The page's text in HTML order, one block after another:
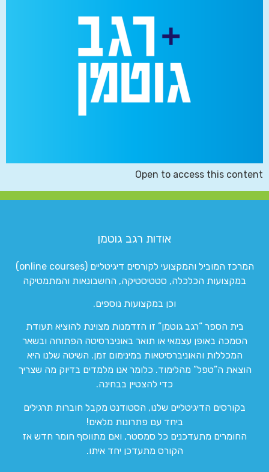
Open to access this content
אודות רגב גוטמן
המרכז המוביל והמקצועי לקורסים דיגיטליים (online courses)
במקצועות הכלכלה, סטטיסטיקה, החשבונאות והמתמטיקה
וכן במקצועות נוספים.
בית הספר “רגב גוטמן” זו הזדמנות מצוינת להוציא תעודת
הסמכה באופן עצמאי או תואר באוניברסיטה הפתוחה ובשאר
המכללות והאוניברסיטאות במינימום זמן. השיטה שלנו היא
הוצאת ה”טפל” מהלימוד. כלומר אנו מלמדים בדיוק מה שצריך
כדי להצטיין בבחינה.
בקורסים הדיגיטליים שלנו, הסטודנט מקבל חוברות תרגילים
ביחד עם פתרונות מלאים!
החומרים מתעדכנים כל סמסטר, ואם מתווסף חומר חדש אז
הקורס מתעדכן יחד איתו.